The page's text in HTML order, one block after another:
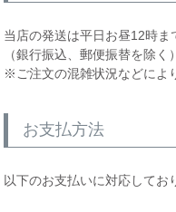
当店の発送は平日お昼12時ま
（銀行振込、郵便振替を除く）
※ご注文の混雑状況などによ
お支払方法
以下のお支払いに対応してお